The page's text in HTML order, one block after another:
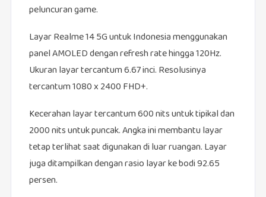
peluncuran game.
Layar Realme 14 5G untuk Indonesia menggunakan
panel AMOLED dengan refresh rate hingga 120Hz.
Ukuran layar tercantum 6.67 inci. Resolusinya
tercantum 1080 x 2400 FHD+.
Kecerahan layar tercantum 600 nits untuk tipikal dan
2000 nits untuk puncak. Angka ini membantu layar
tetap terlihat saat digunakan di luar ruangan. Layar
juga ditampilkan dengan rasio layar ke bodi 92.65
persen.